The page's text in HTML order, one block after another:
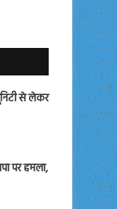
से लेकर
पर हमला,